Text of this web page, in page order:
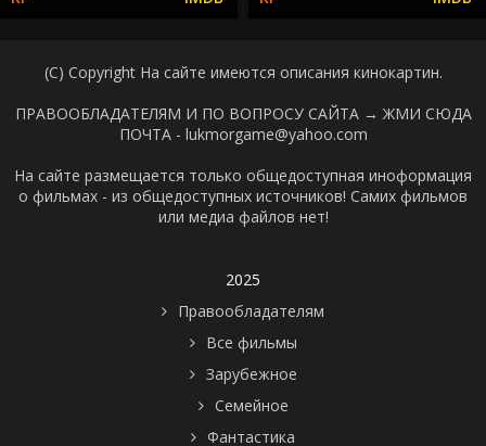
(C) Copyright На сайте имеются описания кинокартин.
ПРАВООБЛАДАТЕЛЯМ И ПО ВОПРОСУ САЙТА → ЖМИ СЮДА
ПОЧТА - lukmorgame@yahoo.com
На сайте размещается только общедоступная иноформация
о фильмах - из общедоступных источников! Самих фильмов
или медиа файлов нет!
2025
Правообладателям
Все фильмы
Зарубежное
Семейное
Фантастика